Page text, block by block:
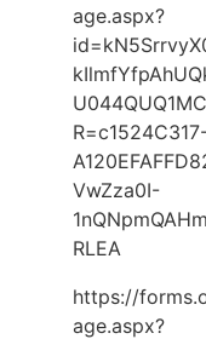
age.aspx?
VwZza0I-
RLEA
https://
age.aspx?